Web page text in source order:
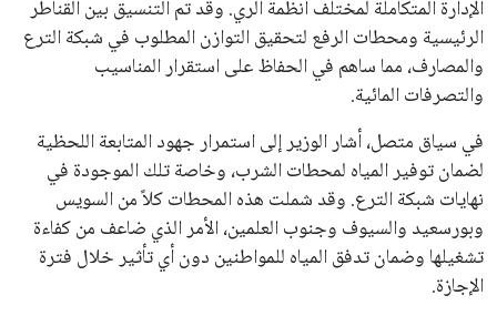
الإدارة المتكاملة لمختلف أنظمة الري. وقد تم التنسيق بين القناطر
الرئيسية ومحطات الرفع لتحقيق التوازن المطلوب في شبكة الترع
والمصارف، مما ساهم في الحفاظ على استقرار المناسيب
والتصرفات المائية.
في سياق متصل، أشار الوزير إلى استمرار جهود المتابعة اللحظية
لضمان توفير المياه لمحطات الشرب، وخاصة تلك الموجودة في
نهايات شبكة الترع. وقد شملت هذه المحطات كلاً من السويس
وبورسعيد والسيوف وجنوب العلمين، الأمر الذي ضاعف من كفاءة
تشغيلها وضمان تدفق المياه للمواطنين دون أي تأثير خلال فترة
الإجازة.